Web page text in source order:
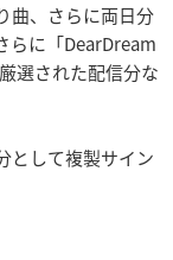
曲、さらに両日分
らに「DearDream
選された配信分な
として複製サイン